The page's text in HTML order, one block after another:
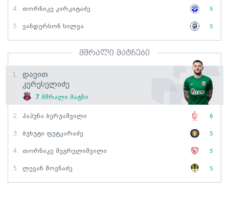
4. Თორნიკე Კირკიტაძე 5
5. Ვანდერსონ Სილვა 5
მშრალი მატჩები
1.
Დავით
Კერესელიძე
7 მშრალი მატჩი
2. Პაპუნა Ბერუაშვილი 6
3. Ბუხუტი Ფუტკარაძე 5
4. Თორნიკე Მეგრელიშვილი 5
5. Ლევან Შოვნაძე 5